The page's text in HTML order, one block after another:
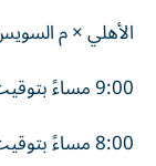
الأهلي × م
9:00 مساءً بتوقيت الإمارات
8:00 مساءً بتوقيت مصر